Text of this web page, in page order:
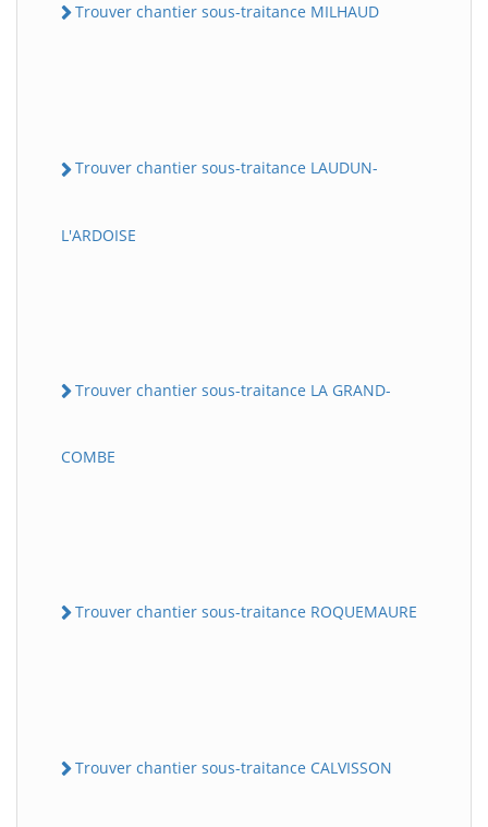
Trouver chantier sous-traitance MILHAUD
Trouver chantier sous-traitance LAUDUN-
L'ARDOISE
Trouver chantier sous-traitance LA GRAND-
COMBE
Trouver chantier sous-traitance ROQUEMAURE
Trouver chantier sous-traitance CALVISSON